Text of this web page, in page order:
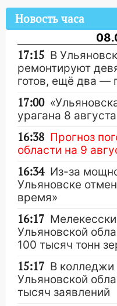
Новость часа
17:15 В
ремонтируют
готов, ещё два —
17:00
урагана 8 августа
16:38 Прогноз
области на 9
16:34 Из-за
Ульяновске
время»
16:17
Ульяновской
100 тысяч тонн
15:17 В колледжи
Ульяновской
тысяч заявлений